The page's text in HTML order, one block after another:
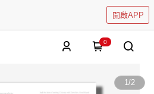
開啟APP
0
1/2